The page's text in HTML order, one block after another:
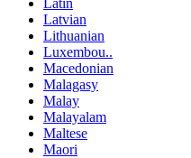
Latvian
Lithuanian
Luxembou..
Macedonian
Malagasy
Malay
Malayalam
Maltese
Maori